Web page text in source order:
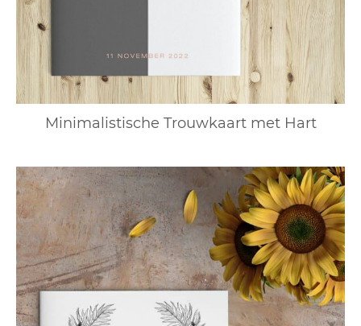
Minimalistische Trouwkaart met Hart